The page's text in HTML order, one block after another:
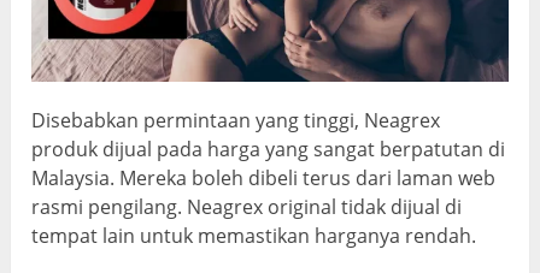
Disebabkan permintaan yang tinggi, Neagrex
produk dijual pada harga yang sangat berpatutan di
Malaysia. Mereka boleh dibeli terus dari laman web
rasmi pengilang. Neagrex original tidak dijual di
tempat lain untuk memastikan harganya rendah.